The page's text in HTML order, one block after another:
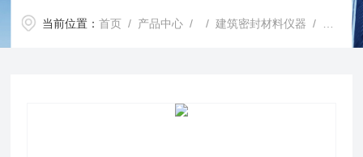
当前位置：首页 / 产品中心 / /建筑密封材料仪器 / 固化速度楔形凹槽 楔形槽